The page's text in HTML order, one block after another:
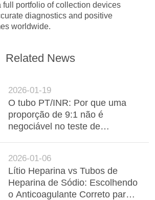
full portfolio of collection devices
diagnostics and positive
worldwide.
Related News
2026-01-19
O tubo PT/INR: Por que uma
proporção de 9:1 não é
negociável no teste de
2026-01-06
Lítio Heparina vs Tubos de
Heparina de Sódio: Escolhendo
o Anticoagulante Correto para